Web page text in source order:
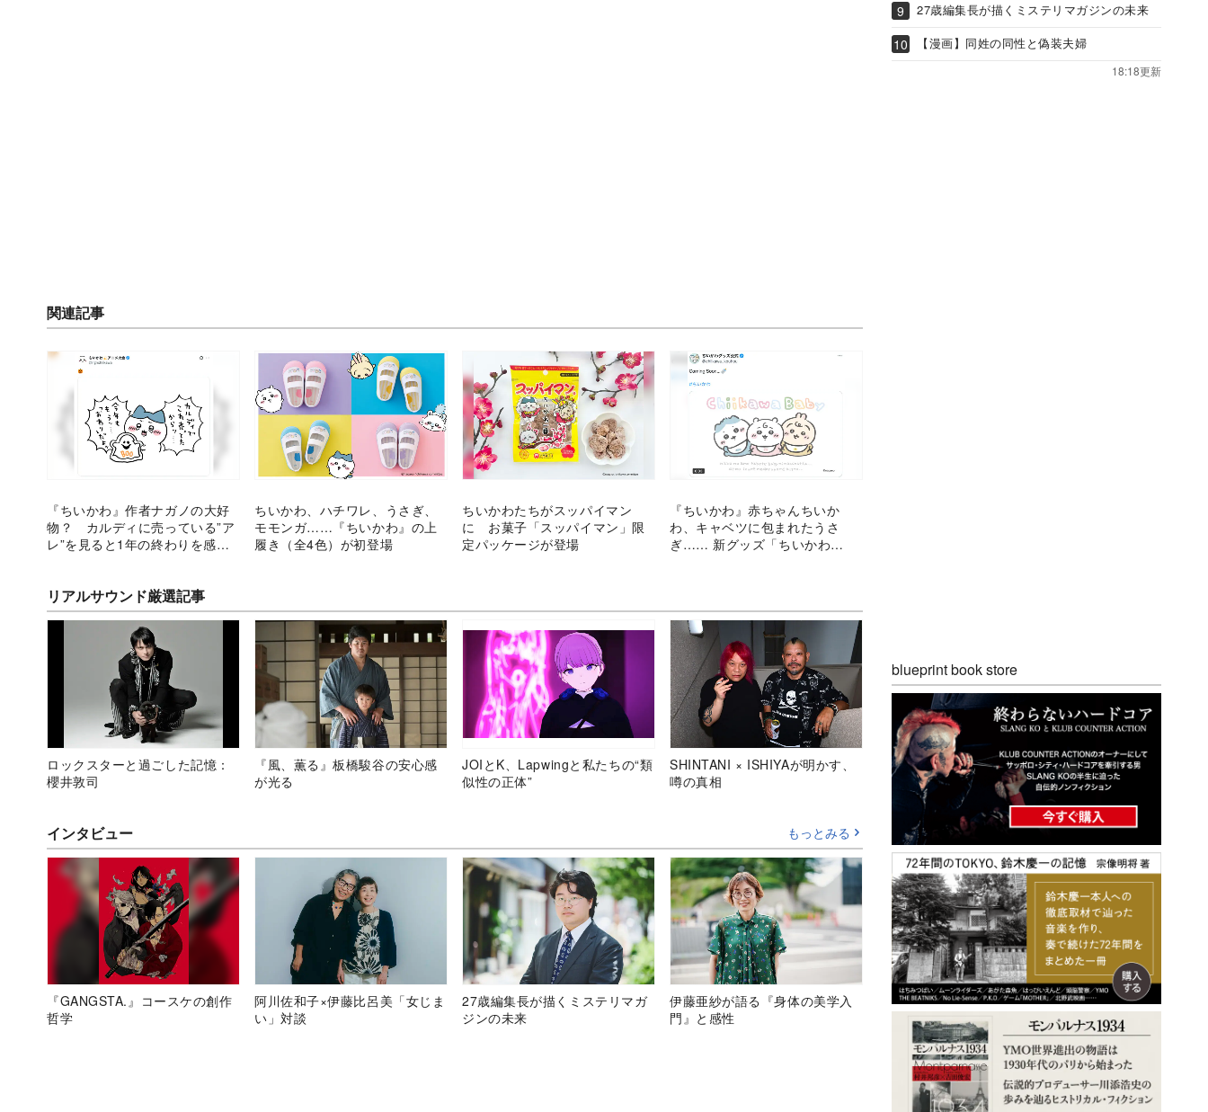
関連記事
『ちいかわ』作者ナガノの大好
物？ カルディに売っている”ア
レ”を見ると1年の終わりを感じ
ちいかわ、ハチワレ、うさぎ、
モモンガ……『ちいかわ』の上
履き（全4色）が初登場
ちいかわたちがスッパイマン
に お菓子「スッパイマン」限
定パッケージが登場
『ちいかわ』赤ちゃんちいか
わ、キャベツに包まれたうさ
ぎ…… 新グッズ「ちいかわ
リアルサウンド厳選記事
ロックスターと過ごした記憶：
櫻井敦司
『風、薫る』板橋駿谷の安心感
が光る
JOIとK、Lapwingと私たちの“類
似性の正体”
SHINTANI × ISHIYAが明かす、
噂の真相
インタビュー もっとみる
『GANGSTA.』コースケの創作
哲学
阿川佐和子×伊藤比呂美「女じま
い」対談
27歳編集長が描くミステリマガ
ジンの未来
伊藤亜紗が語る『身体の美学入
門』と感性
27歳編集長が描くミステリマガジンの未来
【漫画】同姓の同性と偽装夫婦
18:18更新
blueprint book store